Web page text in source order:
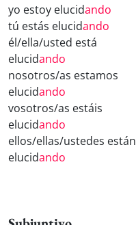
yo estoy elucidando
tú estás elucidando
él/ella/usted está
elucidando
nosotros/as estamos
elucidando
vosotros/as estáis
elucidando
ellos/ellas/ustedes están
elucidando